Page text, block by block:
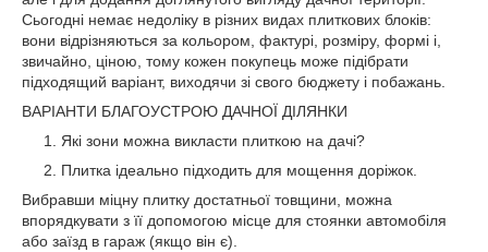
Сьогодні немає недоліку в різних видах плиткових блоків:
вони відрізняються за кольором, фактурі, розміру, формі і,
звичайно, ціною, тому кожен покупець може підібрати
підходящий варіант, виходячи зі свого бюджету і побажань.
ВАРІАНТИ БЛАГОУСТРОЮ ДАЧНОЇ ДІЛЯНКИ
Які зони можна викласти плиткою на дачі?
Плитка ідеально підходить для мощення доріжок.
Вибравши міцну плитку достатньої товщини, можна
впорядкувати з її допомогою місце для стоянки автомобіля
або заїзд в гараж (якщо він є).